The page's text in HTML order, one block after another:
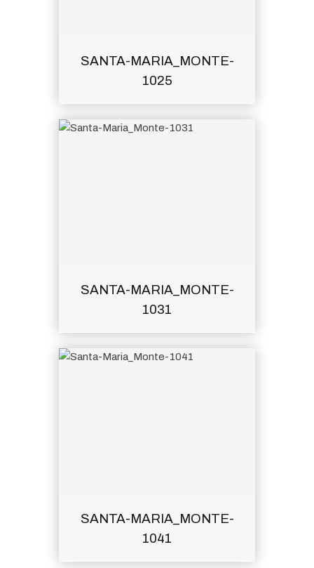
SANTA-MARIA_MONTE-
1025
SANTA-MARIA_MONTE-
1031
SANTA-MARIA_MONTE-
1041